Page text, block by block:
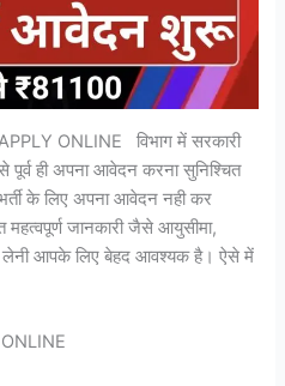
ONLINE विभाग में सरकारी
पूर्व ही अपना आवेदन करना सुनिश्चित
के लिए अपना आवेदन नही कर
जानकारी जैसे आयुसीमा,
लेनी आपके लिए बेहद आवश्यक है। ऐसे में